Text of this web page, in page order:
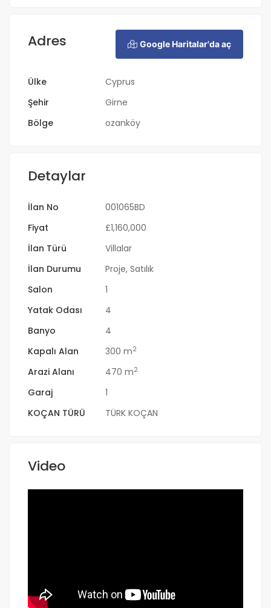
Adres Google Haritalar'da aç
Ülke
Cyprus
Şehir
Girne
Bölge
ozanköy
Detaylar
İlan No
001065BD
Fiyat
£1,160,000
İlan Türü
Villalar
İlan Durumu
Proje, Satılık
Salon
1
Yatak Odası
4
Banyo
4
Kapalı Alan
300 m2
Arazi Alanı 470 m2
Garaj
1
KOÇAN TÜRÜ
TÜRK KOÇAN
Video